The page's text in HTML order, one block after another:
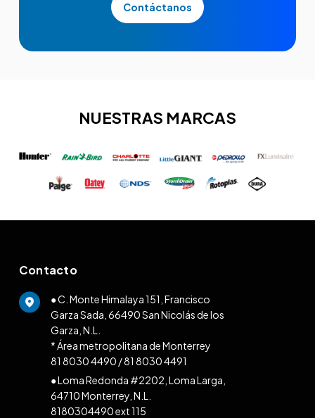
Contáctanos
NUESTRAS MARCAS
Contacto
● C. Monte Himalaya 151, Francisco
Garza Sada, 66490 San Nicolás de los
Garza, N.L.
* Área metropolitana de Monterrey
81 8030 4490 /81 8030 4491
● Loma Redonda #2202, Loma Larga,
64710 Monterrey, N.L.
8180304490 ext 115